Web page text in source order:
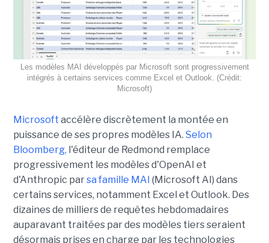
Les modèles MAI développés par Microsoft sont progressivement
intégrés à certains services comme Excel et Outlook. (Crédit:
Microsoft)
Microsoft accélère discrètement la montée en
puissance de ses propres modèles IA. Selon
Bloomberg, l'éditeur de Redmond remplace
progressivement les modèles d'OpenAI et
d'Anthropic parsa famille MAI (Microsoft AI) dans
certains services, notamment Excel et Outlook. Des
dizaines de milliers de requêtes hebdomadaires
auparavant traitées par des modèles tiers seraient
désormais prises en charge par les technologies